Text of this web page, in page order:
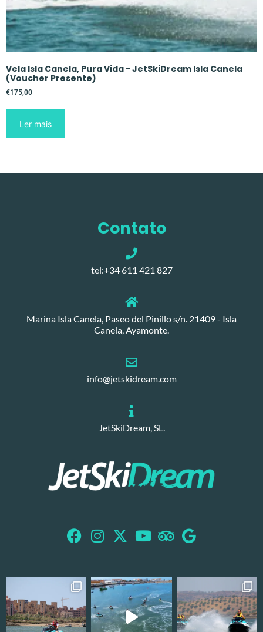
Vela Isla Canela, Pura Vida - JetSkiDream Isla Canela
(Voucher Presente)
€175,00
Ler mais
Contato
tel:+34 611 421 827
Marina Isla Canela, Paseo del Pinillo s/n. 21409 - Isla
Canela, Ayamonte.
info@jetskidream.com
JetSkiDream, SL.